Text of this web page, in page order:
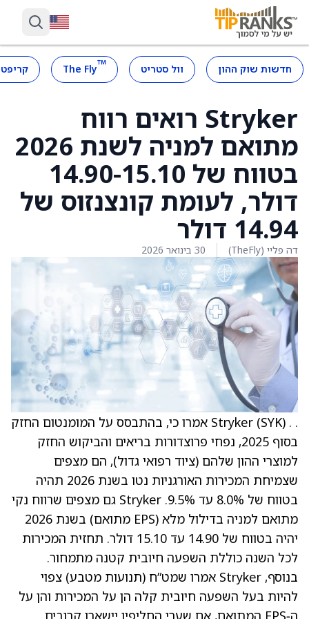
חדשות שוק ההון וול סטריט ™
The Fly
Stryker רואים רווח
מתואם למניה לשנת 2026
בטווח של 14.90-15.10
דולר, לעומת קונצנזוס של
14.94 דולר
דה פליי (TheFly) 30 בינואר 2026
. . Stryker (SYK) אמרו כי, בהתבסס על המומנטום החזק
בסוף 2025, נפחי פרוצדורות בריאים והביקוש החזק
למוצרי ההון שלהם (ציוד רפואי גדול), הם מצפים
שצמיחת המכירות האורגניות נטו בשנת 2026 תהיה
בטווח של 8.0% עד 9.5%. Stryker גם מצפים שרווח נקי
מתואם למניה בדילול מלא (EPS מתואם) בשנת 2026
יהיה בטווח של 14.90 עד 15.10 דולר. תחזית המכירות
לכל השנה כוללת השפעה חיובית קטנה מתמחור.
בנוסף, Stryker אמרו שמט”ח (תנועות מטבע) צפוי
להיות בעל השפעה חיובית קלה הן על המכירות והן על
ה‑EPS המתואם, אם שערי החליפין יישארו קרובים